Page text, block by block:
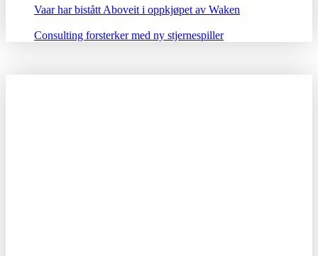
Vaar har bistått Aboveit i oppkjøpet av Waken
Consulting forsterker med ny stjernespiller